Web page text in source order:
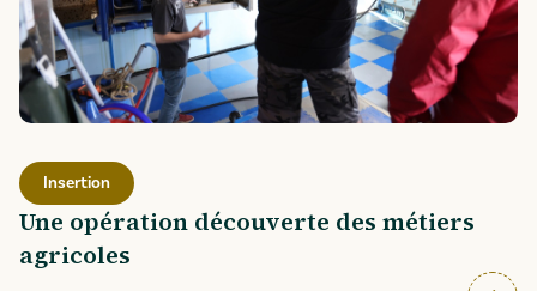
Insertion
Une opération découverte des métiers
agricoles